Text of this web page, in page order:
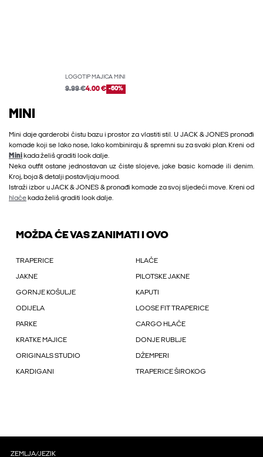
LOGOTIP MAJICA MINI
9.99 €4.00 € -60%
MINI
Mini daje garderobi čistu bazu i prostor za vlastiti stil. U JACK & JONES pronađi
komade koji se lako nose, lako kombiniraju & spremni su za svaki plan. Kreni od
Mini kada želiš graditi look dalje.
Neka outfit ostane jednostavan uz čiste slojeve, jake basic komade ili denim.
Kroj, boja & detalji postavljaju mood.
Istraži izbor u JACK & JONES & pronađi komade za svoj sljedeći move. Kreni od
hlače kada želiš graditi look dalje.
MOŽDA ĆE VAS ZANIMATI I OVO
TRAPERICE HLAČE
JAKNE PILOTSKE JAKNE
GORNJE KOŠULJE KAPUTI
ODIJELA LOOSE FIT TRAPERICE
PARKE CARGO HLAČE
KRATKE MAJICE DONJE RUBLJE
ORIGINALS STUDIO DŽEMPERI
KARDIGANI TRAPERICE ŠIROKOG
ZEMLJA/JEZIK